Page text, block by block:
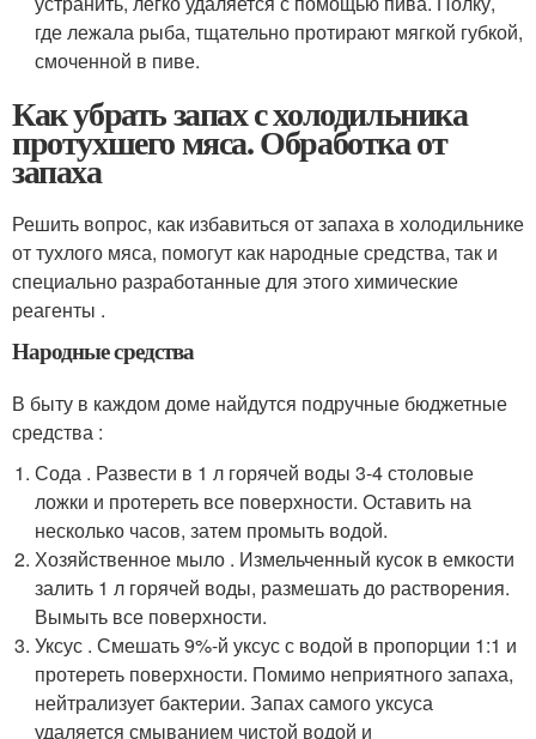
где лежала рыба, тщательно протирают мягкой губкой,
смоченной в пиве.
Как убрать запах с холодильника
протухшего мяса. Обработка от
запаха
Решить вопрос, как избавиться от запаха в холодильнике
от тухлого мяса, помогут как народные средства, так и
специально разработанные для этого химические
реагенты .
Народные средства
В быту в каждом доме найдутся подручные бюджетные
средства :
Сода . Развести в 1 л горячей воды 3-4 столовые
ложки и протереть все поверхности. Оставить на
несколько часов, затем промыть водой.
Хозяйственное мыло . Измельченный кусок в емкости
залить 1 л горячей воды, размешать до растворения.
Вымыть все поверхности.
Уксус . Смешать 9%-й уксус с водой в пропорции 1:1 и
протереть поверхности. Помимо неприятного запаха,
нейтрализует бактерии. Запах самого уксуса
удаляется смыванием чистой водой и